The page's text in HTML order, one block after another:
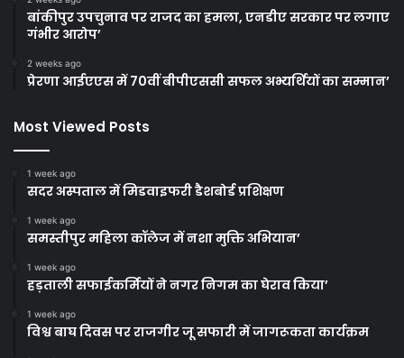
बांकीपुर उपचुनाव पर राजद का हमला, एनडीए सरकार पर लगाए
गंभीर आरोप’
2 weeks ago
प्रेरणा आईएएस में 70वीं बीपीएससी सफल अभ्यर्थियों का सम्मान’
Most Viewed Posts
1 week ago
सदर अस्पताल में मिडवाइफरी डैशबोर्ड प्रशिक्षण
1 week ago
समस्तीपुर महिला कॉलेज में नशा मुक्ति अभियान’
1 week ago
हड़ताली सफाईकर्मियों ने नगर निगम का घेराव किया’
1 week ago
विश्व बाघ दिवस पर राजगीर जू सफारी में जागरूकता कार्यक्रम